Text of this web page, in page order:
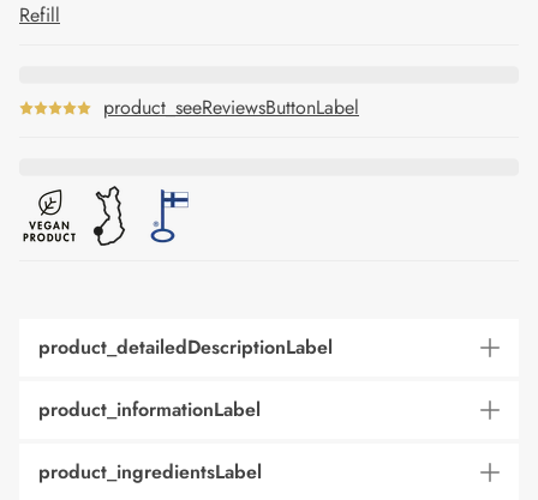
Refill
product_seeReviewsButtonLabel
product_detailedDescriptionLabel
product_informationLabel
product_ingredientsLabel